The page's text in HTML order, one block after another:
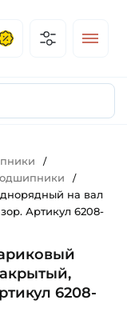
/
/
на вал
Артикул 6208-
6208-